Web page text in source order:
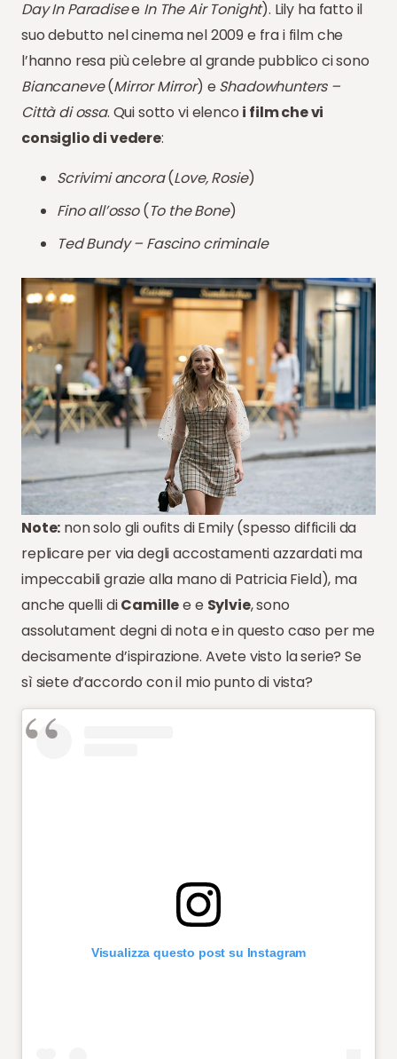
Day In Paradisee In The Air Tonight). Lily ha fatto il
suo debutto nel cinema nel 2009 e fra i film che
l’hanno resa più celebre al grande pubblico ci sono
Biancaneve(Mirror Mirror) e Shadowhunters –
Città di ossa. Qui sotto vi elenco i film che vi
consiglio di vedere:
Scrivimi ancora(Love, Rosie)
Fino all’osso(To the Bone)
Ted Bundy – Fascino criminale
Note: non solo gli oufits di Emily (spesso difficili da
replicare per via degli accostamenti azzardati ma
impeccabili grazie alla mano di Patricia Field), ma
anche quelli diCamillee e Sylvie, sono
assolutament degni di nota e in questo caso per me
decisamente d’ispirazione. Avete visto la serie? Se
sì siete d’accordo con il mio punto di vista?
Visualizza questo post su Instagram